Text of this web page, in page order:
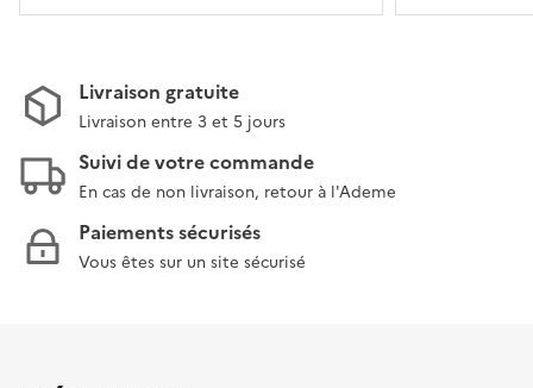
Livraison gratuite
Livraison entre 3 et 5 jours
Suivi de votre commande
En cas de non livraison, retour à l'Ademe
Paiements sécurisés
Vous êtes sur un site sécurisé